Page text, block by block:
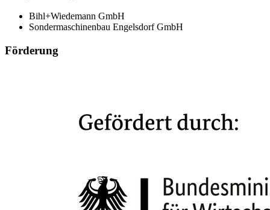
Bihl+Wiedemann GmbH
Sondermaschinenbau Engelsdorf GmbH
Förderung